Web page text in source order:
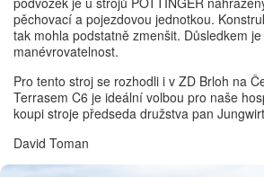
pěchovací a pojezdovou jednotkou.
tak mohla podstatně zmenšit. Důsledkem
manévrovatelnost.
Pro tento stroj se rozhodli i v ZD Brloh na
Terrasem C6 je ideální volbou pro naše
koupi stroje předseda družstva pan
David Toman